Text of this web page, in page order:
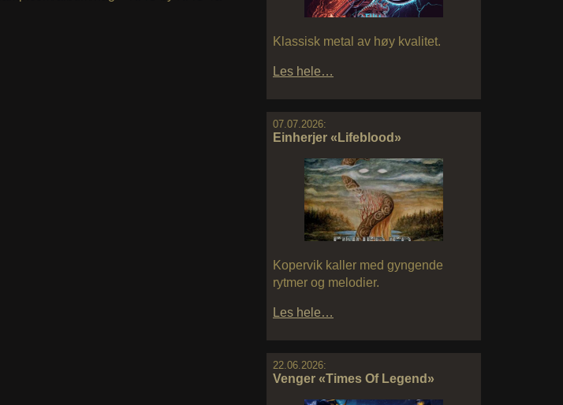
Klassisk metal av høy kvalitet.
Les hele…
07.07.2026:
Einherjer «Lifeblood»
Kopervik kaller med gyngende
rytmer og melodier.
Les hele…
22.06.2026:
Venger «Times Of Legend»